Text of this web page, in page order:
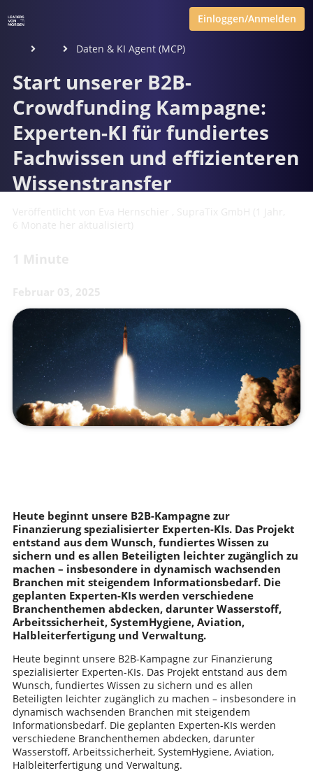
Einloggen/Anmelden
Daten & KI Agent (MCP)
Start unserer B2B-
Crowdfunding Kampagne:
Experten-KI für fundiertes
Fachwissen und effizienteren
Wissenstransfer
Heute beginnt unsere B2B-Kampagne zur
Finanzierung spezialisierter Experten-KIs. Das Projekt
entstand aus dem Wunsch, fundiertes Wissen zu
sichern und es allen Beteiligten leichter zugänglich zu
machen – insbesondere in dynamisch wachsenden
Branchen mit steigendem Informationsbedarf. Die
geplanten Experten-KIs werden verschiedene
Branchenthemen abdecken, darunter Wasserstoff,
Arbeitssicherheit, SystemHygiene, Aviation,
Halbleiterfertigung und Verwaltung.
Heute beginnt unsere B2B-Kampagne zur Finanzierung
spezialisierter Experten-KIs. Das Projekt entstand aus dem
Wunsch, fundiertes Wissen zu sichern und es allen
Beteiligten leichter zugänglich zu machen – insbesondere in
dynamisch wachsenden Branchen mit steigendem
Informationsbedarf. Die geplanten Experten-KIs werden
verschiedene Branchenthemen abdecken, darunter
Wasserstoff, Arbeitssicherheit, SystemHygiene, Aviation,
Halbleiterfertigung und Verwaltung.